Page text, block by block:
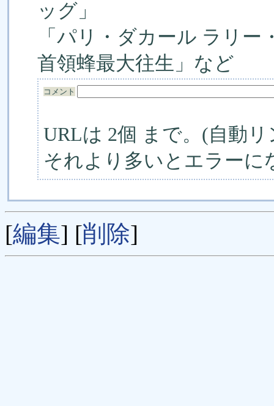
ッグ」
「パリ・ダカール ラリ
首領蜂最大往生」など
コメント
URLは 2個 まで。(自動リ
それより多いとエラーに
[編集] [削除]